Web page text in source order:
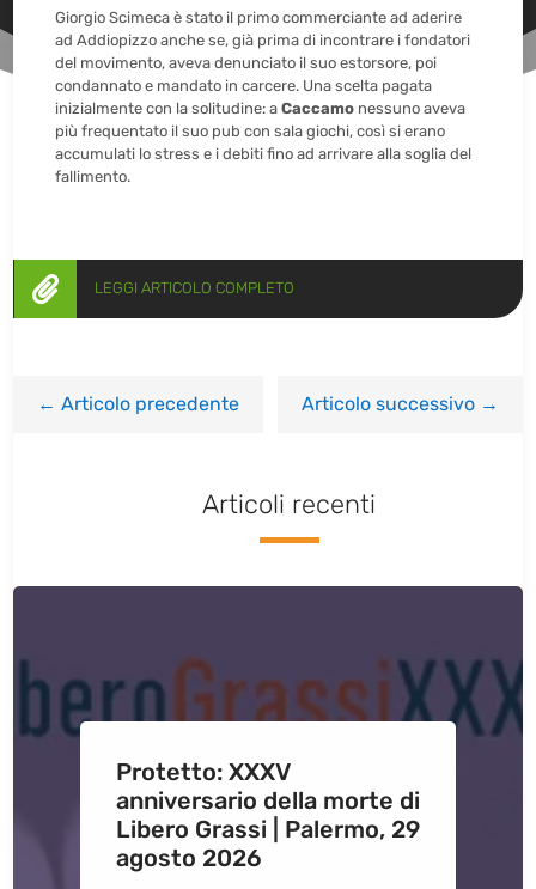
Giorgio Scimeca è stato il primo commerciante ad aderire
ad Addiopizzo anche se, già prima di incontrare i fondatori
del movimento, aveva denunciato il suo estorsore, poi
condannato e mandato in carcere. Una scelta pagata
inizialmente con la solitudine: aCaccamo nessuno aveva
più frequentato il suo pub con sala giochi, così si erano
accumulati lo stress e i debiti fino ad arrivare alla soglia del
fallimento.
 LEGGI ARTICOLO COMPLETO
←Articolo precedente Articolo successivo→
Articoli recenti
Protetto: XXXV
anniversario della morte di
Libero Grassi | Palermo, 29
agosto 2026